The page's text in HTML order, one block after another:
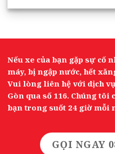
Nếu xe của bạn gặp sự cố
máy, bị ngập nước, hết
Vui lòng liên hệ với dịch
Gòn qua số 116. Chúng
bạn trong suốt 24 giờ mỗi
GỌI NGAY